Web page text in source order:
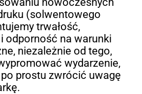
(solwentowego
trwałość,
odporność na warunki
niezależnie od tego,
wydarzenie,
prostu zwrócić uwagę